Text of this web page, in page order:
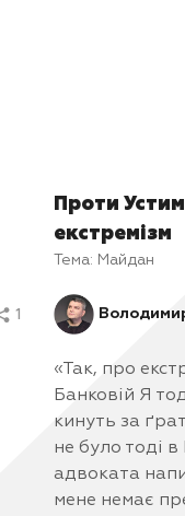
1
Проти
екстремізм
Тема: Майдан
«Так, про
Банковій Я
кинуть за
не було тоді
адвоката
мене немає